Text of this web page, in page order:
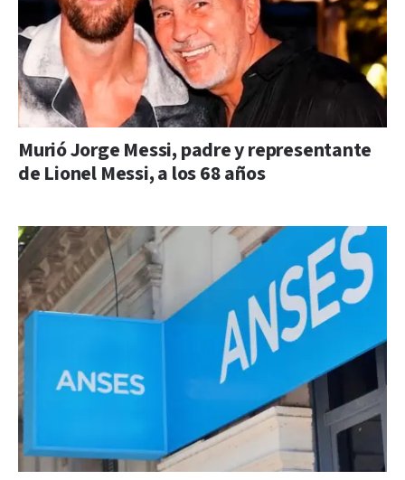
Murió Jorge Messi, padre y representante
de Lionel Messi, a los 68 años